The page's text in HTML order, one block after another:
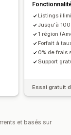
Listings
Jusqu'à
1 région
Forfait à
0% de frais
Support
Essai gratuit
et basés sur